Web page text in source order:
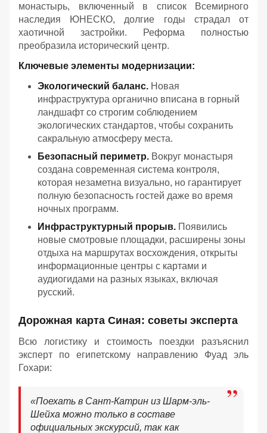
монастырь, включенный в список Всемирного
наследия ЮНЕСКО, долгие годы страдал от
хаотичной застройки. Реформа полностью
преобразила исторический центр.
Ключевые элементы модернизации:
Экологический баланс. Новая
инфраструктура органично вписана в горный
ландшафт со строгим соблюдением
экологических стандартов, чтобы сохранить
сакральную атмосферу места.
Безопасный периметр. Вокруг монастыря
создана современная система контроля,
которая незаметна визуально, но гарантирует
полную безопасность гостей даже во время
ночных программ.
Инфраструктурный прорыв. Появились
новые смотровые площадки, расширены зоны
отдыха на маршрутах восхождения, открыты
информационные центры с картами и
аудиогидами на разных языках, включая
русский.
Дорожная карта Синая: советы эксперта
Всю логистику и стоимость поездки разъяснил
эксперт по египетскому направлению Фуад эль
Гохари:
«Поехать в Сант-Катрин из Шарм-эль-
Шейха можно только в составе
официальных экскурсий, так как